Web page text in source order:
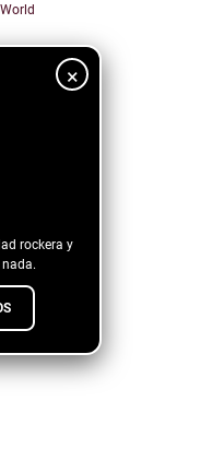
×
rockera y